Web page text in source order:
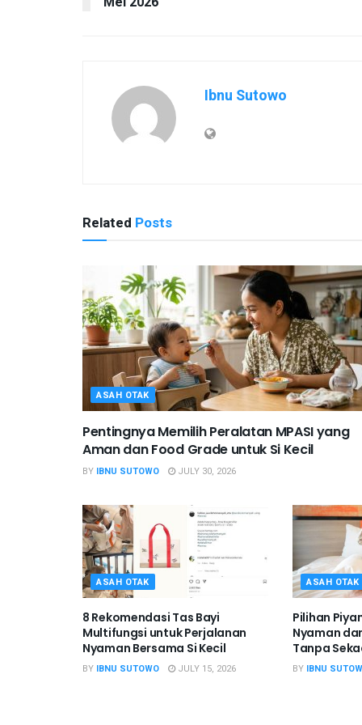
Ibnu Sutowo
Related Posts
ASAH OTAK
Pentingnya Memilih Peralatan MPASI yang
Aman dan Food Grade untuk Si Kecil
BY IBNU SUTOWO JULY 30, 2026
ASAH OTAK
8 Rekomendasi Tas Bayi
Multifungsi untuk Perjalanan
Nyaman Bersama Si Kecil
BY IBNU SUTOWO JULY 15, 2026
ASAH OTAK
Pilihan
Nyaman
Tanpa
BY IBNU